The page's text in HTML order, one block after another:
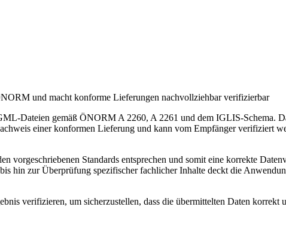
und macht konforme Lieferungen nachvollziehbar verifizierbar
Dateien gemäß ÖNORM A 2260, A 2261 und dem IGLIS-Schema.
einer konformen Lieferung und kann vom Empfänger verifiziert
vorgeschriebenen Standards entsprechen und somit eine korrekte
hin zur Überprüfung spezifischer fachlicher Inhalte deckt die
verifizieren, um sicherzustellen, dass die übermittelten Daten korrekt